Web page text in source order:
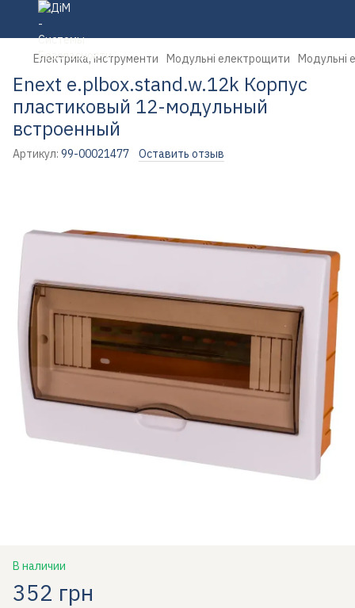
Електрика, інструменти Модульні електрощити Модульні
Enext e.plbox.stand.w.12k Корпус
пластиковый 12-модульный
встроенный
Артикул: 99-00021477 Оставить отзыв
В наличии
352 грн